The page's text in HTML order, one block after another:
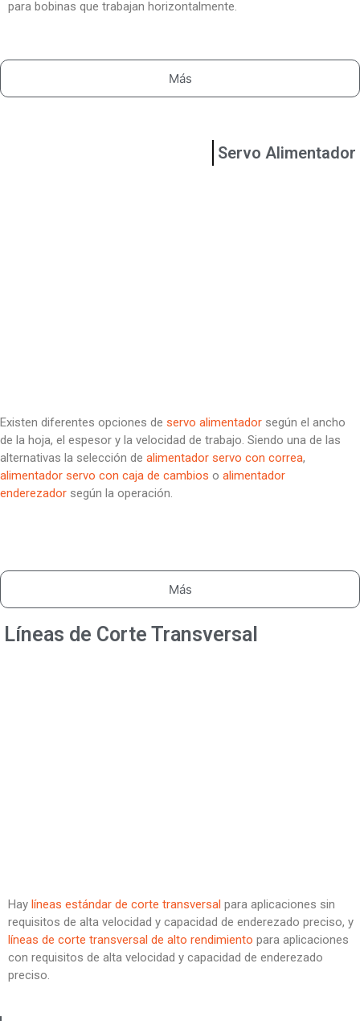
para bobinas que trabajan horizontalmente.
Más
EngranajesServo Alimentador
Existen diferentes opciones de servo alimentador según el ancho
de la hoja, el espesor y la velocidad de trabajo. Siendo una de las
alternativas la selección de alimentador servo con correa,
alimentador servo con caja de cambios o alimentador
enderezador según la operación.
Más
Líneas de Corte Transversal
Hay líneas estándar de corte transversal para aplicaciones sin
requisitos de alta velocidad y capacidad de enderezado preciso, y
líneas de corte transversal de alto rendimiento para aplicaciones
con requisitos de alta velocidad y capacidad de enderezado
preciso.